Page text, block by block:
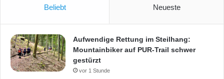
Beliebt Neueste
Aufwendige Rettung im Steilhang:
Mountainbiker auf PUR-Trail schwer
gestürzt
vor 1 Stunde